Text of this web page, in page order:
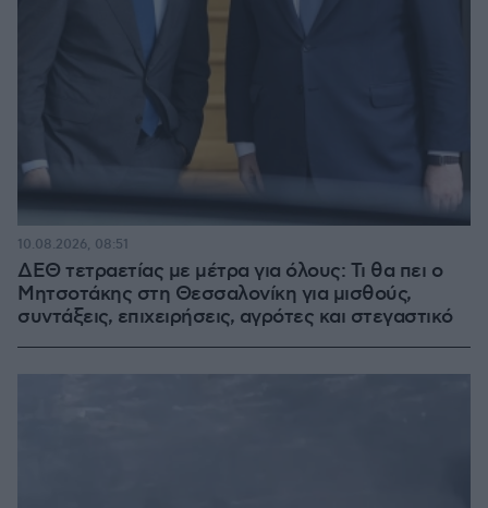
ΔΕΘ τετραετίας με μέτρα για όλους: Τι θα πει ο
Μητσοτάκης στη Θεσσαλονίκη για μισθούς,
συντάξεις, επιχειρήσεις, αγρότες και στεγαστικό
10.08.2026, 08:51